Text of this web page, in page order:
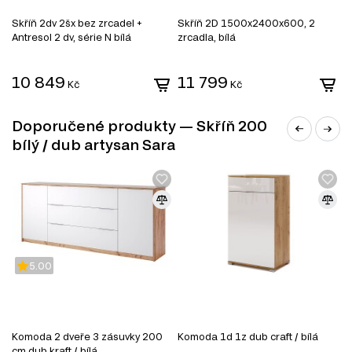
MDF
MDF je jedním z nejoblíbenějších materiálů v
nábytkářském průmyslu. Vyrábí se z dřevěných vláken
lisováním pod vysokým tlakem a teplotou za přidání
speciálních pryskyřic. Díky svým vlastnostem se MDF
Pevnost a stabilita. MDF má vysokou hustotu, která zajišťuje dobrou
Skříň 2dv 2šx bez zrcadel +
Antresol 2 dv, série N bílá
10 849 Kč
Skříň 2D 1500x2400x600, 2
zrcadla, bílá
11 799 Kč
Doporučené produkty — Skříň 200
bílý / dub artysan Sara
5.00
Komoda 2 dveře 3 zásuvky 200
Komoda 1d 1z dub craft / bílá